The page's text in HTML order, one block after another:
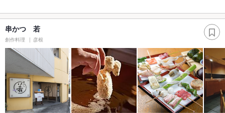
串かつ 若
創作料理 彦根